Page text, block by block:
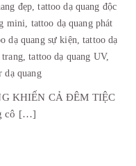
đẹp,tattoo dạ quang độc
mini, tattoo dạ quang phát
dạ quang sự kiện,tattoo dạ
trang,tattoo dạ quang UV,
dạ quang
KHIẾN CẢ ĐÊM TIỆC
cô […]